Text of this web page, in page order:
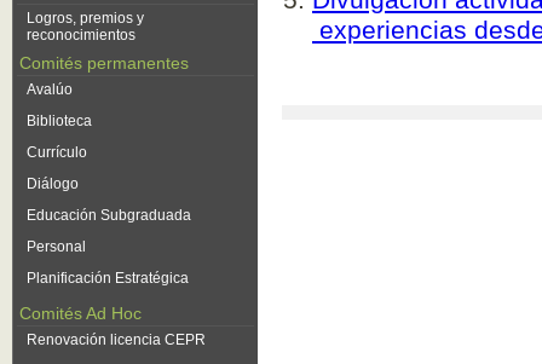
Logros, premios y
reconocimientos
Comités permanentes
Avalúo
Biblioteca
Currículo
Diálogo
Educación Subgraduada
Personal
Planificación Estratégica
Comités Ad Hoc
Renovación licencia CEPR
experiencias